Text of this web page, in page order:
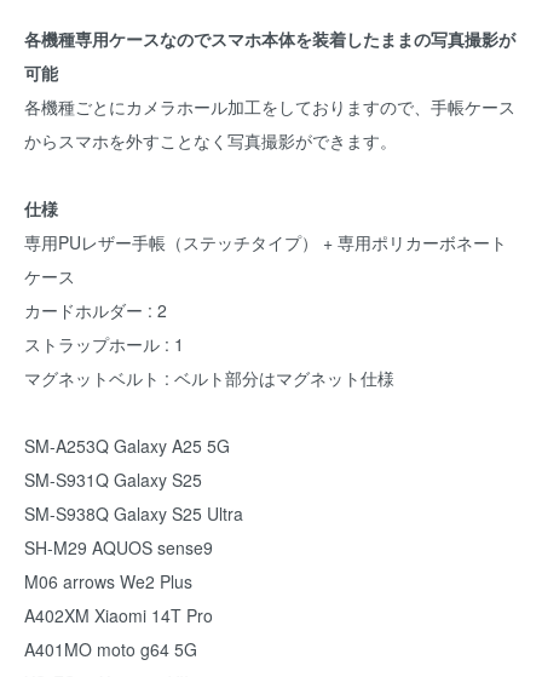
各機種専用ケースなのでスマホ本体を装着したままの写真撮影が
可能
各機種ごとにカメラホール加工をしておりますので、手帳ケース
からスマホを外すことなく写真撮影ができます。
仕様
専用PUレザー手帳（ステッチタイプ） + 専用ポリカーボネート
ケース
カードホルダー : 2
ストラップホール : 1
マグネットベルト : ベルト部分はマグネット仕様
SM-A253Q Galaxy A25 5G
SM-S931Q Galaxy S25
SM-S938Q Galaxy S25 Ultra
SH-M29 AQUOS sense9
M06 arrows We2 Plus
A402XM Xiaomi 14T Pro
A401MO moto g64 5G